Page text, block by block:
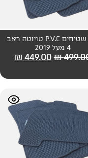
סט שטיחים P.V.C טויוטה ראב
₪